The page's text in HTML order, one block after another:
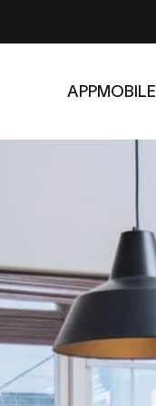
APPMOBILE